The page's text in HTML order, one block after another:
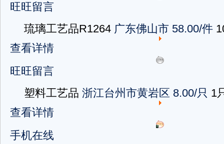
旺旺留言
琉璃工艺品R1264 广东佛山市 58.00/件
查看详情
旺旺留言
塑料工艺品 浙江台州市黄岩区 8.00/只 1
查看详情
手机在线